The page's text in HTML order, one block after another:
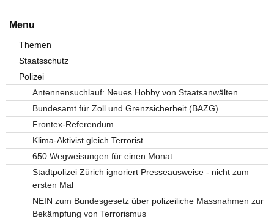
Menu
Themen
Staatsschutz
Polizei
Antennensuchlauf: Neues Hobby von Staatsanwälten
Bundesamt für Zoll und Grenzsicherheit (BAZG)
Frontex-Referendum
Klima-Aktivist gleich Terrorist
650 Wegweisungen für einen Monat
Stadtpolizei Zürich ignoriert Presseausweise - nicht zum
ersten Mal
NEIN zum Bundesgesetz über polizeiliche Massnahmen zur
Bekämpfung von Terrorismus